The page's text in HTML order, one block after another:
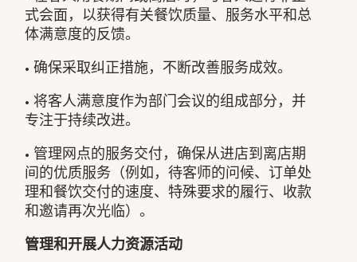
式会面，以获得有关餐饮质量、服务水平和总
体满意度的反馈。
• 确保采取纠正措施，不断改善服务成效。
• 将客人满意度作为部门会议的组成部分，并
专注于持续改进。
• 管理网点的服务交付，确保从进店到离店期
间的优质服务（例如，待客师的问候、订单处
理和餐饮交付的速度、特殊要求的履行、收款
和邀请再次光临）。
管理和开展人力资源活动